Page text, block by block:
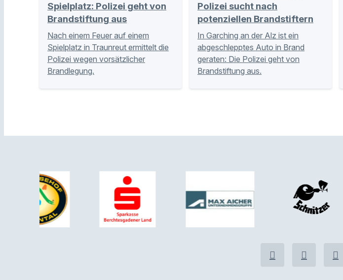
Spielplatz: Polizei geht von
Brandstiftung aus
Nach einem Feuer auf einem
Spielplatz in Traunreut ermittelt die
Polizei wegen vorsätzlicher
Brandlegung.
Polizei sucht nach
potenziellen Brandstiftern
In Garching an der Alz ist ein
abgeschlepptes Auto in Brand
geraten: Die Polizei geht von
Brandstiftung aus.